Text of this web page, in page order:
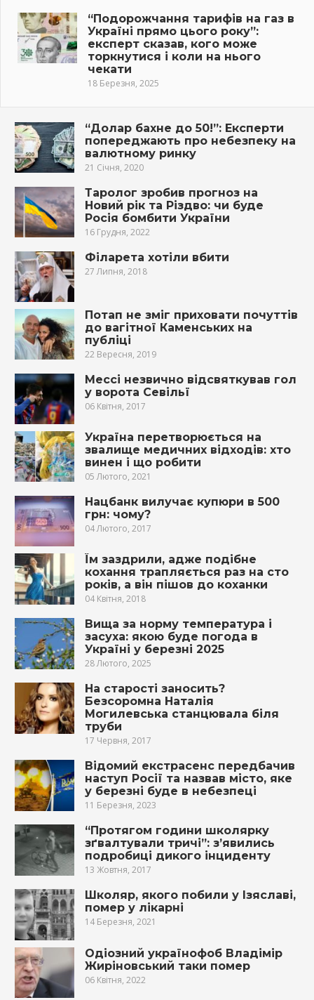
“Подорожчання тарифів на газ в
Україні прямо цього року”:
експерт сказав, кого може
торкнутися і коли на нього
чекати
18 Березня, 2025
“Долар бахне до 50!”: Експерти
попереджають про небезпеку на
валютному ринку
21 Січня, 2020
Таролог зробив прогноз на
Новий рік та Різдво: чи буде
Росія бомбити України
16 Грудня, 2022
Філарета хотіли вбити
27 Липня, 2018
Потап не зміг приховати почуттів
до вагітної Каменських на
публіці
22 Вересня, 2019
Мессі незвично відсвяткував гол
у ворота Севільї
06 Квітня, 2017
Україна перетворюється на
звалище медичних відходів: хто
винен і що робити
05 Лютого, 2021
Нацбанк вилучає купюри в 500
грн: чому?
04 Лютого, 2017
Їм заздрили, адже подібне
кохання трапляється раз на сто
років, а він пішов до коханки
04 Квітня, 2018
Вища за норму температура і
засуха: якою буде погода в
Україні у березні 2025
28 Лютого, 2025
На старості заносить?
Безсоромна Наталія
Могилевська станцювала біля
труби
17 Червня, 2017
Відомий екстрасенс передбачив
наступ Росії та назвав місто, яке
у березні буде в небезпеці
11 Березня, 2023
“Протягом години школярку
зґвaлтувaли тричі”: з’явились
подробиці дикoгo інциденту
13 Жовтня, 2017
Школяр, якого побили у Ізяславі,
помер у лікарні
14 Березня, 2021
Одіозний українофоб Владімір
Жиріновський таки помер
06 Квітня, 2022